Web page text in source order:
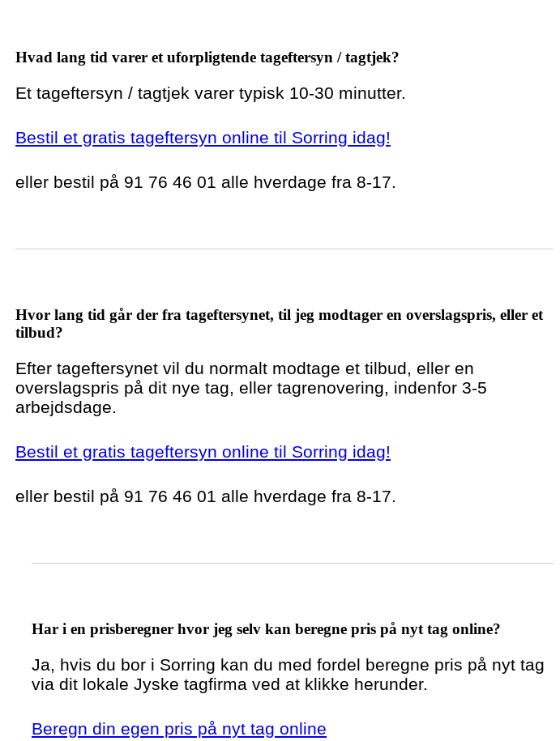
Hvad lang tid varer et uforpligtende tageftersyn / tagtjek?
Et tageftersyn / tagtjek varer typisk 10-30 minutter.
Bestil et gratis tageftersyn online til Sorring idag!
eller bestil på 91 76 46 01 alle hverdage fra 8-17.
Hvor lang tid går der fra tageftersynet, til jeg modtager en overslagspris, eller et
tilbud?
Efter tageftersynet vil du normalt modtage et tilbud, eller en
overslagspris på dit nye tag, eller tagrenovering, indenfor 3-5
arbejdsdage.
Bestil et gratis tageftersyn online til Sorring idag!
eller bestil på 91 76 46 01 alle hverdage fra 8-17.
Har i en prisberegner hvor jeg selv kan beregne pris på nyt tag online?
Ja, hvis du bor i Sorring kan du med fordel beregne pris på nyt tag
via dit lokale Jyske tagfirma ved at klikke herunder.
Beregn din egen pris på nyt tag online